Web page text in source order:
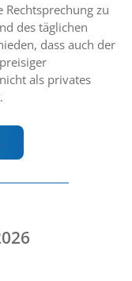
zu
des täglichen
dass auch der
als privates